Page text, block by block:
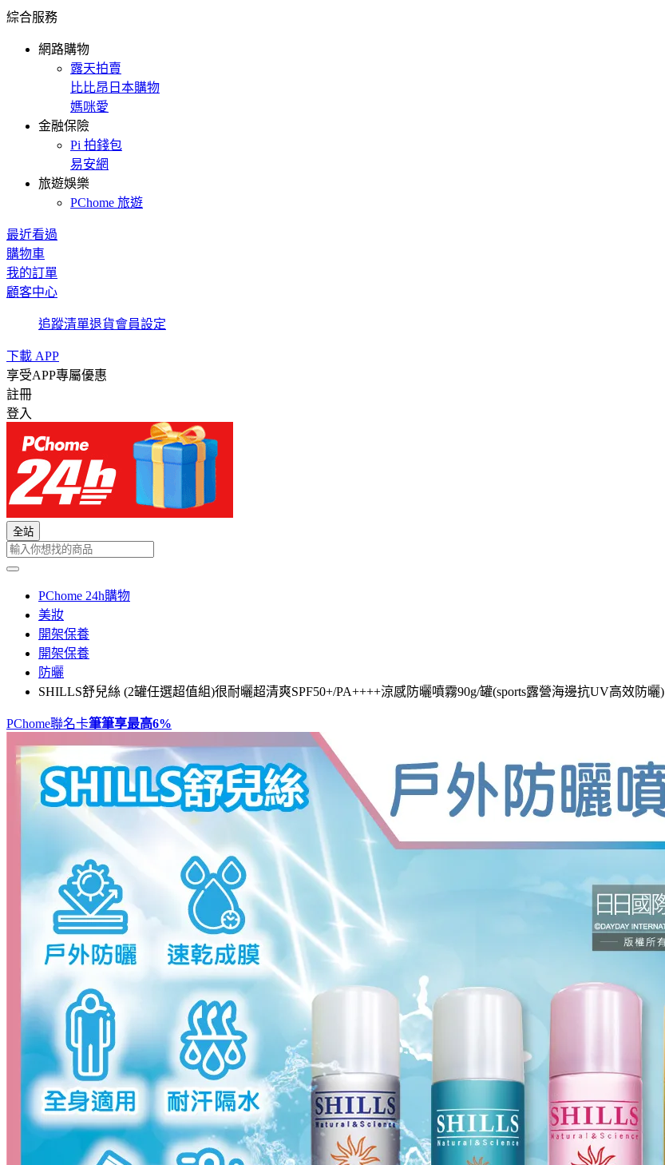
綜合服務
網路購物
露天拍賣
比比昂日本購物
媽咪愛
金融保險
Pi 拍錢包
易安網
旅遊娛樂
PChome 旅遊
最近看過
購物車
我的訂單
顧客中心
追蹤清單退貨會員設定
下載 APP
享受APP專屬優惠
註冊
登入
全站
PChome 24h購物
美妝
開架保養
開架保養
防曬
SHILLS舒兒絲 (2罐任選超值組)很耐曬超清爽SPF50+/PA++++涼感防曬噴霧90g/罐(sports露營海邊抗UV高效防曬)
PChome聯名卡筆筆享最高6%